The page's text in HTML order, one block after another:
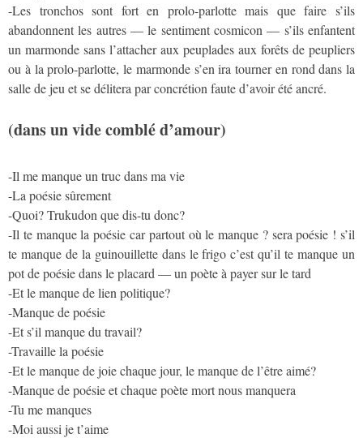
-Les tronchos sont fort en prolo-parlotte mais que faire s’ils
abandonnent les autres — le sentiment cosmicon — s’ils enfantent
un marmonde sans l’attacher aux peuplades aux forêts de peupliers
ou à la prolo-parlotte, le marmonde s’en ira tourner en rond dans la
salle de jeu et se délitera par concrétion faute d’avoir été ancré.
(dans un vide comblé d’amour)
-Il me manque un truc dans ma vie
-La poésie sûrement
-Quoi? Trukudon que dis-tu donc?
-Il te manque la poésie car partout où le manque ? sera poésie ! s’il
te manque de la guinouillette dans le frigo c’est qu’il te manque un
pot de poésie dans le placard — un poète à payer sur le tard
-Et le manque de lien politique?
-Manque de poésie
-Et s’il manque du travail?
-Travaille la poésie
-Et le manque de joie chaque jour, le manque de l’être aimé?
-Manque de poésie et chaque poète mort nous manquera
-Tu me manques
-Moi aussi je t’aime